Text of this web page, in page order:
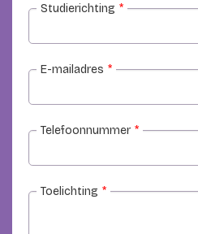
Studierichting *
E-mailadres *
Telefoonnummer *
Toelichting *